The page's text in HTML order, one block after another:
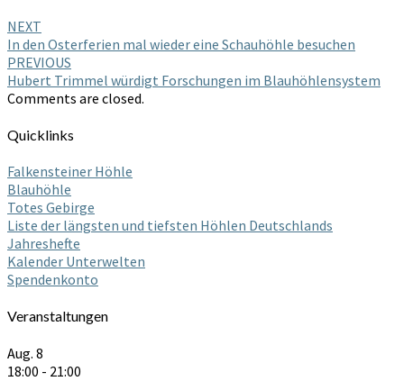
NEXT
In den Osterferien mal wieder eine Schauhöhle besuchen
PREVIOUS
Hubert Trimmel würdigt Forschungen im Blauhöhlensystem
Comments are closed.
Quicklinks
Falkensteiner Höhle
Blauhöhle
Totes Gebirge
Liste der längsten und tiefsten Höhlen Deutschlands
Jahreshefte
Kalender Unterwelten
Spendenkonto
Veranstaltungen
Aug. 8
18:00 - 21:00